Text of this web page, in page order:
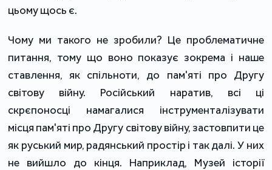
цьому щось є.
Чому ми такого не зробили? Це проблематичне
питання, тому що воно показує зокрема і наше
ставлення, як спільноти, до пам'яті про Другу
світову війну. Російський наратив, всі ці
скрєпоносці намагалися інструменталізувати
місця пам'яті про Другу світову війну, застовпити це
як руський мир, радянський простір і так далі. У них
не вийшло до кінця. Наприклад, Музей історії